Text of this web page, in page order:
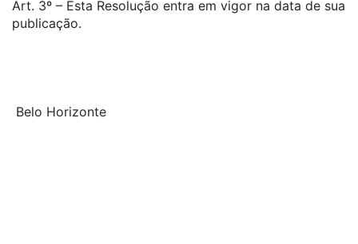
Art. 3º – Esta Resolução entra em vigor na data de sua
publicação.
Belo Horizonte